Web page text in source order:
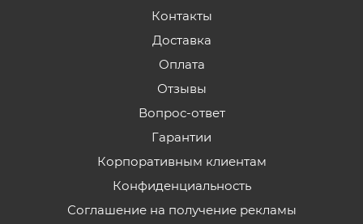
Контакты
Доставка
Оплата
Отзывы
Вопрос-ответ
Гарантии
Корпоративным клиентам
Конфиденциальность
Соглашение на получение рекламы